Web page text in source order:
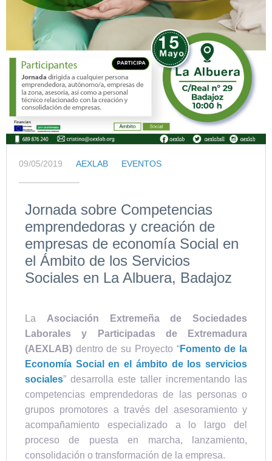
09/05/2019 AEXLAB EVENTOS
Jornada sobre Competencias
emprendedoras y creación de
empresas de economía Social en
el Ámbito de los Servicios
Sociales en La Albuera, Badajoz
La Asociación Extremeña de Sociedades
Laborales y Participadas de Extremadura
(AEXLAB) dentro de su Proyecto “Fomento de la
Economía Social en el ámbito de los servicios
sociales” desarrolla este taller incrementando las
competencias emprendedoras de las personas o
grupos promotores a través del asesoramiento y
acompañamiento especializado a lo largo del
proceso de puesta en marcha, lanzamiento,
consolidación o transformación de la empresa.